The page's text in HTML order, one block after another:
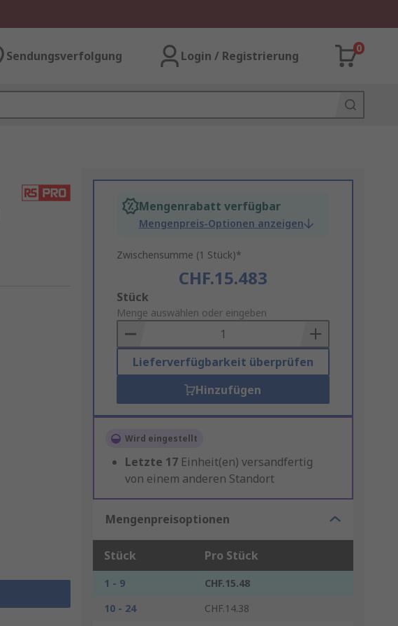
Sendungsverfolgung Login / Registrierung
0
Mengenrabatt verfügbar
Mengenpreis-Optionen anzeigen
Zwischensumme (1 Stück)*
CHF.15.483
Add
to
Basket
Stück
Menge auswählen oder eingeben
Lieferverfügbarkeit überprüfen
Hinzufügen
Wird eingestellt
Letzte 17 Einheit(en) versandfertig
von einem anderen Standort
Mengenpreisoptionen
Stück Pro Stück
1 - 9
CHF.15.48
10 - 24
CHF.14.38